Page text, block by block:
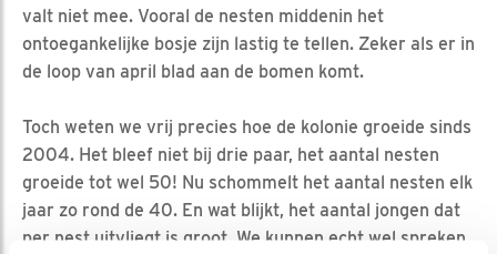
valt niet mee. Vooral de nesten middenin het
ontoegankelijke bosje zijn lastig te tellen. Zeker als er in
de loop van april blad aan de bomen komt.
Toch weten we vrij precies hoe de kolonie groeide sinds
2004. Het bleef niet bij drie paar, het aantal nesten
groeide tot wel 50! Nu schommelt het aantal nesten elk
jaar zo rond de 40. En wat blijkt, het aantal jongen dat
per nest uitvliegt is groot. We kunnen echt wel spreken